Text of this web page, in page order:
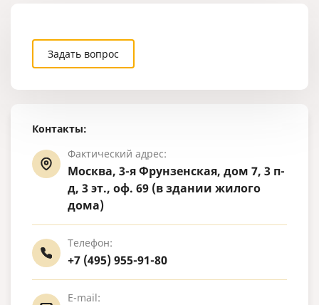
Контакты:
Фактический адрес:
Москва, 3-я Фрунзенская, дом 7, 3 п-
д, 3 эт., оф. 69 (в здании жилого
дома)
Телефон:
+7 (495) 955-91-80
E-mail:
Задать вопрос